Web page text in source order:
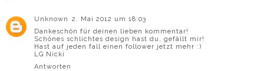
Unknown
2. Mai 2012 um 18:03
Dankeschön für deinen lieben kommentar!
Schönes schlichtes design hast du, gefällt mir!
Hast auf jeden fall einen follower jetzt mehr :)
LG Nicki
Antworten